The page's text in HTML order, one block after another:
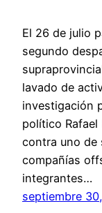
El 26 de julio
segundo
lavado de
investigación
político
contra uno de
compañías
integrantes…
septiembre